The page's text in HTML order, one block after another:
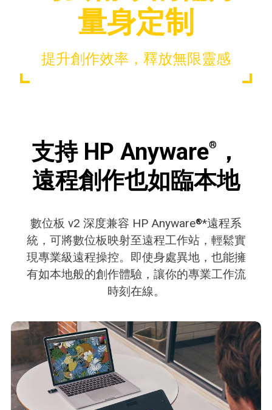
量身定制
提升創作效率，釋放無限靈感
支持 HP Anyware®
，
遠程創作也如臨本地
數位板 v2 深度兼容 HP Anyware®*遠程系
統，可將數位板映射至遠程工作站，輕鬆實
現專業級遠程操控。即使身處異地，也能擁
有如本地般的創作體驗，讓你的專業工作流
時刻在線。